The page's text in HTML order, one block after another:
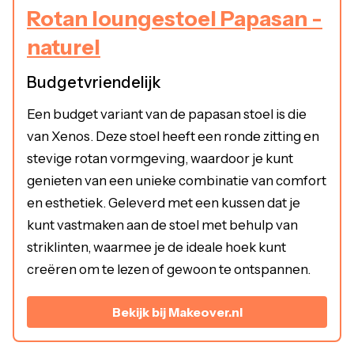
Rotan loungestoel Papasan -
naturel
Budgetvriendelijk
Een budget variant van de papasan stoel is die
van Xenos. Deze stoel heeft een ronde zitting en
stevige rotan vormgeving, waardoor je kunt
genieten van een unieke combinatie van comfort
en esthetiek. Geleverd met een kussen dat je
kunt vastmaken aan de stoel met behulp van
striklinten, waarmee je de ideale hoek kunt
creëren om te lezen of gewoon te ontspannen.
Bekijk bij Makeover.nl